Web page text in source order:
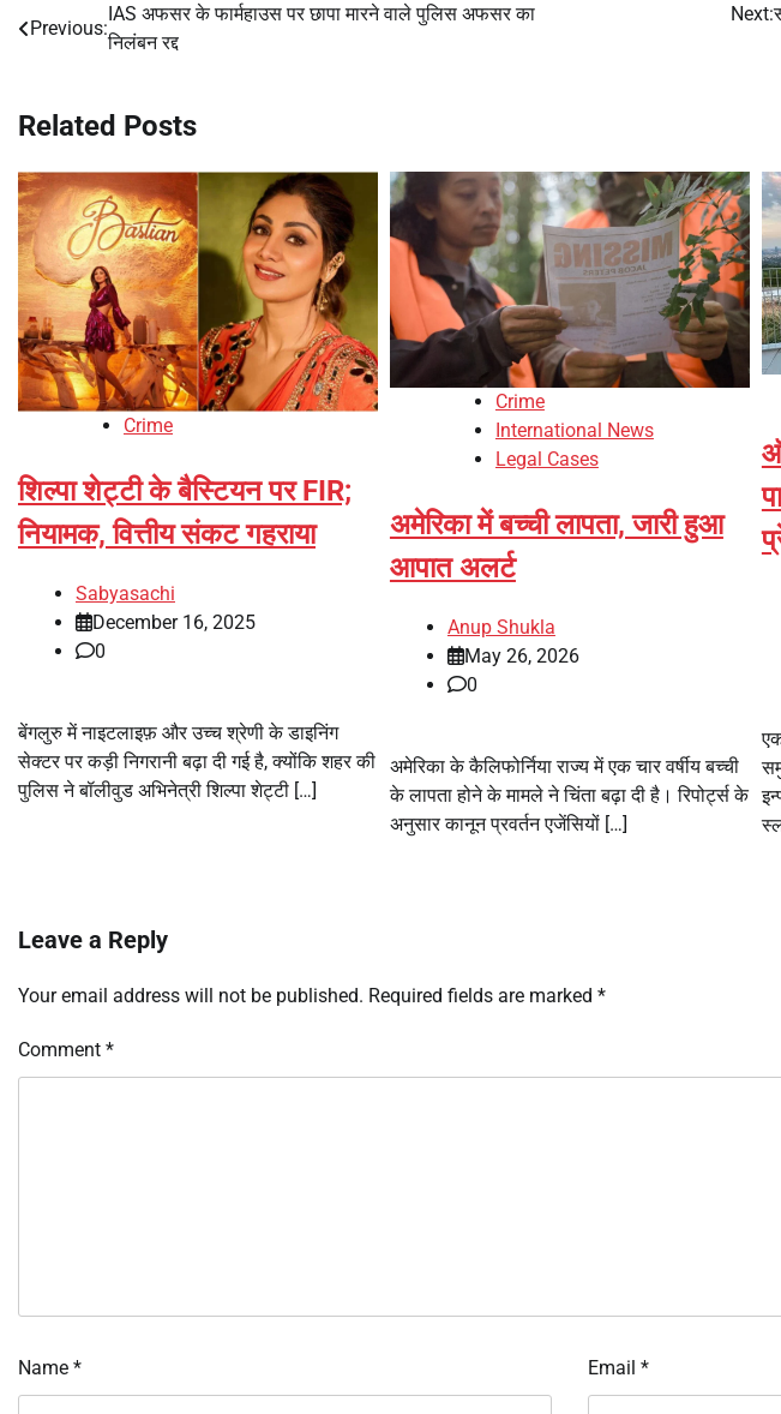
Post
Previous:
IAS अफसर के फार्महाउस पर छापा मारने वाले पुलिस अफसर का
निलंबन रद्द
Next:
Related Posts
Crime
शिल्पा शेट्टी के बैस्टियन पर FIR;
नियामक, वित्तीय संकट गहराया
Sabyasachi
December 16, 2025
0
बेंगलुरु में नाइटलाइफ़ और उच्च श्रेणी के डाइनिंग
सेक्टर पर कड़ी निगरानी बढ़ा दी गई है, क्योंकि शहर की
पुलिस ने बॉलीवुड अभिनेत्री शिल्पा शेट्टी […]
Crime
International News
Legal Cases
अमेरिका में बच्ची लापता, जारी हुआ
आपात अलर्ट
Anup Shukla
May 26, 2026
0
अमेरिका के कैलिफोर्निया राज्य में एक चार वर्षीय बच्ची
के लापता होने के मामले ने चिंता बढ़ा दी है। रिपोर्ट्स के
अनुसार कानून प्रवर्तन एजेंसियों […]
Leave a Reply
Your email address will not be published. Required fields are marked *
Comment *
Name * Email *